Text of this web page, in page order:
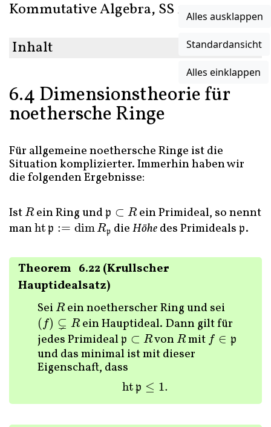
Kommutative Algebra, SS 2023
Inhalt
6.4 Dimensionstheorie für
noethersche Ringe
Für allgemeine noethersche Ringe ist die
Situation komplizierter. Immerhin haben wir
die folgenden Ergebnisse:
Ist R
Rein Ring undp ⊂ R
p ⊂R ein Primideal, so nennt
manht p := dimRp
htp:=dimRp dieHöhedes Primidealsp
p.
Theorem 6.22 Krullscher
Hauptidealsatz
Sei R
Rein noetherscher Ring und sei
( f) ⊊ R
(f)⊊R
ein Hauptideal. Dann gilt für
jedes Primideal p ⊂ R
p ⊂R von R
Rmit f ∈ p
f∈p
und das minimal ist mit dieser
Eigenschaft, dass
ht p ≤ 1.
htp≤1.
Alles ausklappen
Standardansicht
Alles einklappen